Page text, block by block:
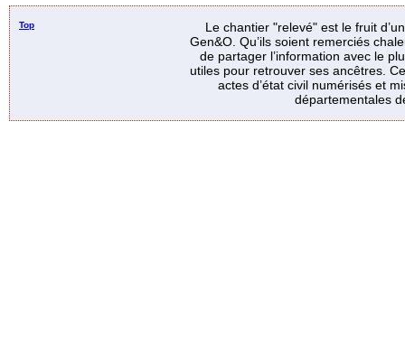
Top
Le chantier "relevé" est le fruit
Gen&O. Qu’ils soient remerciés
de partager l’information avec le
utiles pour retrouver ses ancêtres.
actes d’état civil numérisés et
départementales